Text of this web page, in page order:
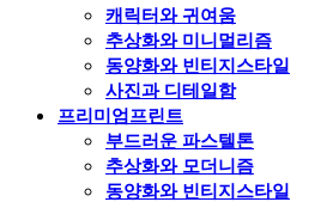
캐릭터와 귀여움
추상화와 미니멀리즘
동양화와 빈티지스타일
사진과 디테일함
프리미엄프린트
부드러운 파스텔톤
추상화와 모더니즘
동양화와 빈티지스타일